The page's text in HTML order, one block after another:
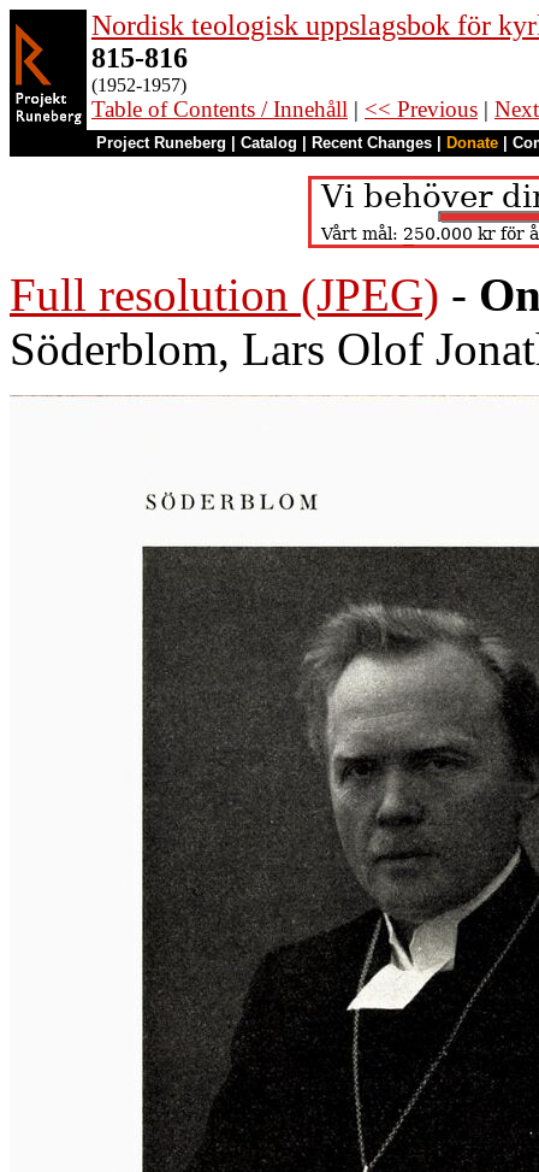
Nordisk teologisk uppslagsbok för
815-816
(1952-1957)
Table of Contents / Innehåll | << Previous |
Project Runeberg Catalog Recent Changes Donate
Full resolution (JPEG) -
Söderblom, Lars Olof